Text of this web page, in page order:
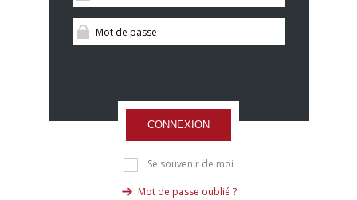
CONNEXION
Se souvenir de moi
Mot de passe oublié ?